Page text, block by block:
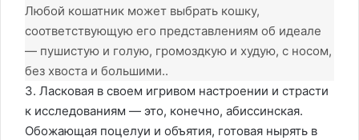
Любой кошатник может выбрать кошку,
соответствующую его представлениям об идеале
— пушистую и голую, громоздкую и худую, с носом,
без хвоста и большими..
3. Ласковая в своем игривом настроении и страсти
к исследованиям — это, конечно, абиссинская.
Обожающая поцелуи и объятия, готовая нырять в